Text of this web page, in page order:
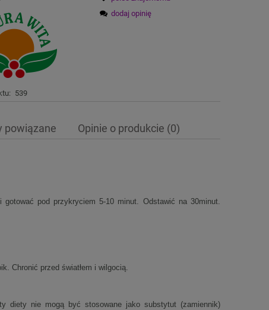
539
dodaj opinię
powiązane Opinie o produkcie (0)
pod przykryciem 5-10 minut. Odstawić na 30minut.
Chronić przed światłem i wilgocią.
diety nie mogą być stosowane jako substytut (zamiennik)